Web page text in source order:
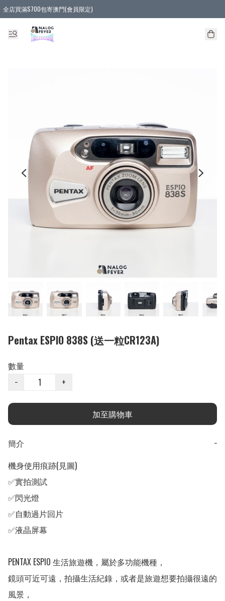
全店買滿$700包寄澳門(會員限定)
全店買滿3件貨品, 包寄順豐智能櫃/順豐站
全店買滿$580或5件貨品, 包寄順豐上門(會員限定)
Pentax ESPIO 838S (送一粒CR123A)
數量
−
+
加至購物車
簡介
−
機身使用痕跡(見圖)
✅實拍測試
✅閃光燈
✅自動過片回片
✅液晶屏幕
PENTAX ESPIO 生活旅遊機，屬於多功能機種，
鏡頭可近可遠，拍攝生活紀錄，或者是旅遊想要拍攝很遠的
風景，